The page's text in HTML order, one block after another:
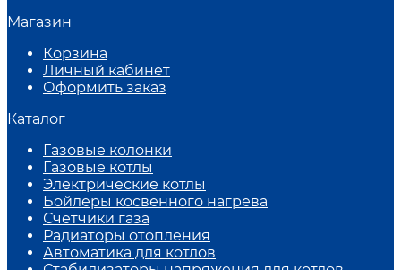
Магазин
Корзина
Личный кабинет
Оформить заказ
Каталог
Газовые колонки
Газовые котлы
Электрические котлы
Бойлеры косвенного нагрева
Счетчики газа
Радиаторы отопления
Автоматика для котлов